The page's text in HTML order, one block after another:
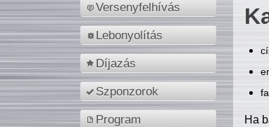
Versenyfelhívás
Lebonyolítás
Díjazás
Szponzorok
Program
Ha